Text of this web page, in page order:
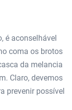
é aconselhável
coma os brotos
da melancia
Claro, devemos
prevenir possível